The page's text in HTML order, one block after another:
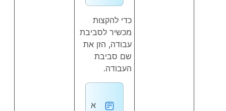
כדי להקצות
מכשיר לסביבת
עבודה, הזן את
שם סביבת
העבודה.
א